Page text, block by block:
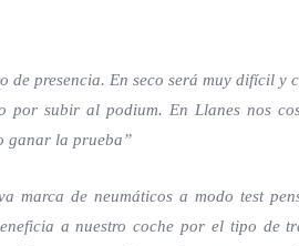
presencia. En seco será muy difícil
subir al podium. En Llanes nos
ganar la prueba”
de neumáticos a modo test
a nuestro coche por el tipo de